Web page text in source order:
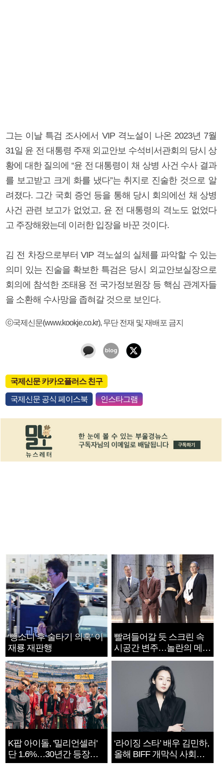
그는 이날 특검 조사에서 VIP 격노설이 나온 2023년 7월
31일 윤 전 대통령 주재 외교안보 수석비서관회의 당시 상
황에 대한 질의에 “윤 전 대통령이 채 상병 사건 수사 결과
를 보고받고 크게 화를 냈다”는 취지로 진술한 것으로 알
려졌다. 그간 국회 증언 등을 통해 당시 회의에선 채 상병
사건 관련 보고가 없었고, 윤 전 대통령의 격노도 없었다
고 주장해왔는데 이러한 입장을 바꾼 것이다.
김 전 차장으로부터 VIP 격노설의 실체를 파악할 수 있는
의미 있는 진술을 확보한 특검은 당시 외교안보실장으로
회의에 참석한 조태용 전 국가정보원장 등 핵심 관계자들
을 소환해 수사망을 좁혀갈 것으로 보인다.
ⓒ국제신문(www.kookje.co.kr), 무단 전재 및 재배포 금지
국제신문 카카오플러스 친구
국제신문 공식 페이스북 인스타그램
‘뺑소니 후 술타기 의혹’ 이
재룡 재판행
빨려들어갈 듯 스크린 속
시공간 변주…놀란의 메시
지는 ‘전쟁 속죄’
K팝 아이돌, '밀리언셀러'
단 1.6%…30년간 등장
1182개팀 전수조사
‘라이징 스타’ 배우 김민하,
올해 BIFF 개막식 사회자
확정